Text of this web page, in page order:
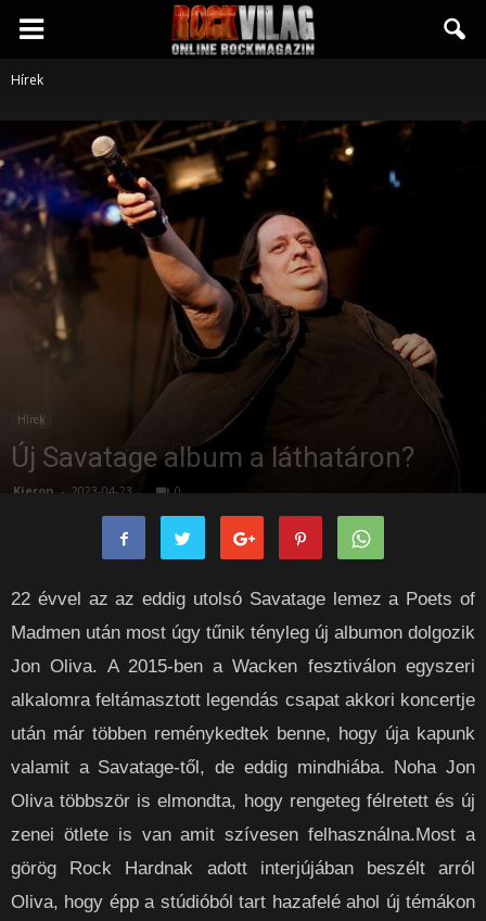
Rockvilág.hu
rockmagazin
Hírek
Hírek
Új Savatage album a láthatáron?
Kieron - 2023-04-23 0
22 évvel az az eddig utolsó Savatage lemez a Poets of
Madmen után most úgy tűnik tényleg új albumon dolgozik
Jon Oliva. A 2015-ben a Wacken fesztiválon egyszeri
alkalomra feltámasztott legendás csapat akkori koncertje
után már többen reménykedtek benne, hogy úja kapunk
valamit a Savatage-től, de eddig mindhiába. Noha Jon
Oliva többször is elmondta, hogy rengeteg félretett és új
zenei ötlete is van amit szívesen felhasználna.Most a
görög Rock Hardnak adott interjújában beszélt arról
Oliva, hogy épp a stúdióból tart hazafelé ahol új témákon